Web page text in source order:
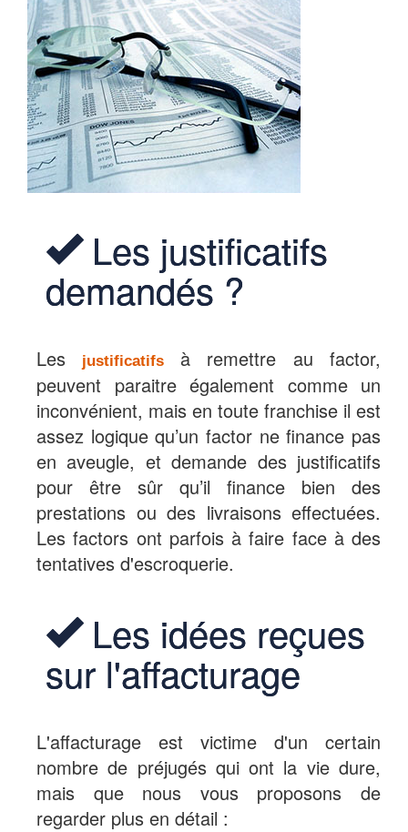
Les justificatifs
demandés ?
Les justificatifs à remettre au factor,
peuvent paraitre également comme un
inconvénient, mais en toute franchise il est
assez logique qu’un factor ne finance pas
en aveugle, et demande des justificatifs
pour être sûr qu’il finance bien des
prestations ou des livraisons effectuées.
Les factors ont parfois à faire face à des
tentatives d'escroquerie.
Les idées reçues
sur l'affacturage
L'affacturage est victime d'un certain
nombre de préjugés qui ont la vie dure,
mais que nous vous proposons de
regarder plus en détail :